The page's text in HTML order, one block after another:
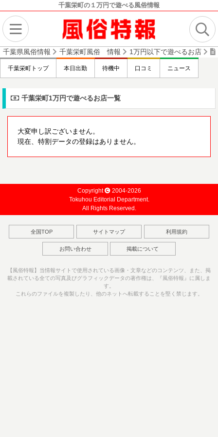
千葉栄町の１万円で遊べる風俗情報
千葉県風俗情報 千葉栄町風俗 情報 1万円以下で遊べるお店
千葉栄町トップ 本日出勤 待機中 口コミ ニュース
千葉栄町1万円で遊べるお店一覧
大変申し訳ございません。
現在、特割データの登録はありません。
Copyright
2004-2026
Tokuhou Editorial Department.
All Rights Reserved.
全国TOP サイトマップ 利用規約
お問い合わせ 掲載について
【風俗特報】当情報サイトで使用されている画像・文章などのコンテンツ、また、掲
載されている全ての写真及びグラフィックデータの著作権は、『風俗特報』に属しま
す。
これらのファイルを複製したり、他のネットへ転載することを堅く禁じます。